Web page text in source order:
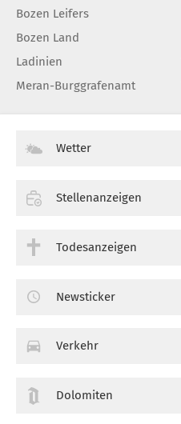
Bozen Leifers
Bozen Land
Ladinien
Meran-Burggrafenamt
Wetter
Stellenanzeigen
Todesanzeigen
Newsticker
Verkehr
Dolomiten